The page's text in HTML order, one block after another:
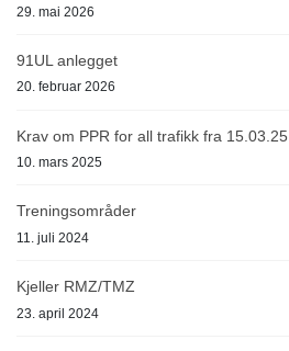
29. mai 2026
91UL anlegget
20. februar 2026
Krav om PPR for all trafikk fra 15.03.25
10. mars 2025
Treningsområder
11. juli 2024
Kjeller RMZ/TMZ
23. april 2024